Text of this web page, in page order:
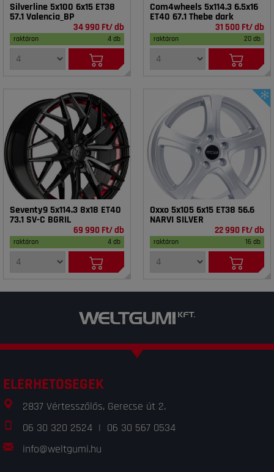
Silverline 5x100 6x15 ET38
57.1 Valencia_BP
34 990 Ft/ db
raktáron 4 db
Com4wheels 5x114.3 6.5x16
ET40 67.1 Thebe dark
31 500 Ft/ db
raktáron 20 db
Seventy9 5x114.3 8x18 ET40
73.1 SV-C BGRIL
69 990 Ft/ db
raktáron 4 db
Oxxo 5x105 6x15 ET38 56.6
NARVI SILVER
22 990 Ft/ db
raktáron 16 db
ELÉRHETŐSÉGEK
2837 Vértesszőlős, Gerecse út 2.
06 30 320 2524 | 06 30 567 0534
info@weltgumi.hu